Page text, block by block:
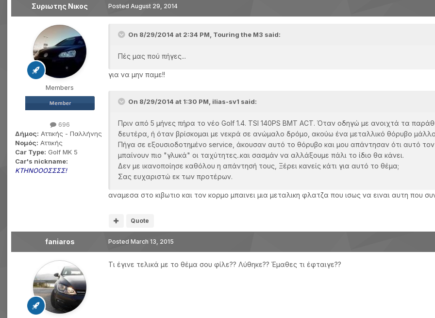
Συριωτης Νικος
Members
696
Δήμος: Αττικής - Παλλήνης
Νομός: Αττικής
Car Type: Golf MK 5
Car's nickname:
ΚΤΗΝΟΟΟΣΣΣΣ!
Posted August 29, 2014
On 8/29/2014 at 2:34 PM, Touring the M3 said:
Πές μας πού πήγες...
για να μην παμε!!
On 8/29/2014 at 1:30 PM, ilias-sv1 said:
Πριν από 5 μήνες πήρα το νέο Golf 1.4. TSI 140PS BMT ACT. Όταν οδηγώ με ανοιχτά τα
δευτέρα, ή όταν βρίσκομαι με νεκρά σε ανώμαλο δρόμο, ακούω ένα μεταλλικό θόρυβο
Πήγα σε εξουσιοδοτημένο service, άκουσαν αυτό το θόρυβο και μου απάντησαν ότι αυτό
μπαίνουν πιο "γλυκά" οι ταχύτητες..και σασμάν να αλλάξουμε πάλι το ίδιο θα κάνει.
Δεν με ικανοποίησε καθόλου η απάντησή τους, Ξέρει κανείς κάτι για αυτό το θέμα;
Σας ευχαριστώ εκ των προτέρων.
αναμεσα στο κιβωτιο και τον κορμο μπαινει μια μεταλικη φλατζα που ισως να ειναι αυτη που
Quote
faniaros Posted March 13, 2015
Τι έγινε τελικά με το θέμα σου φίλε?? Λύθηκε?? Έμαθες τι έφταιγε??